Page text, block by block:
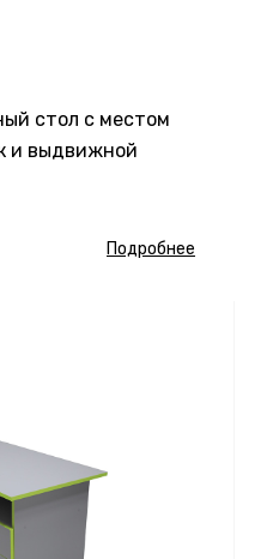
стол с местом
и выдвижной
Подробнее